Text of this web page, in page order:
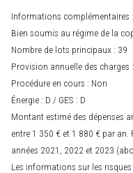
Informations complémentaires :
Bien soumis au régime de la
Nombre de lots principaux : 39
Provision annuelle des charges
Procédure en cours : Non
Énergie : D / GES : D
Montant estimé des dépenses
entre 1 350 € et 1 880 € par an.
années 2021, 2022 et 2023
Les informations sur les